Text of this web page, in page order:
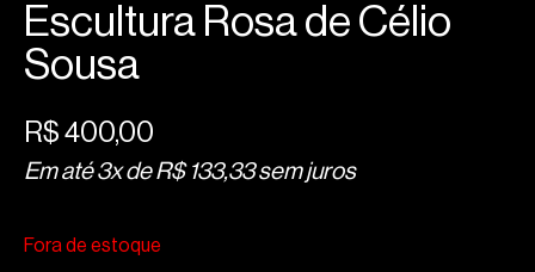
Escultura Rosa de Célio
Sousa
R$ 400,00
Em até 3x deR$133,33sem juros
Fora de estoque